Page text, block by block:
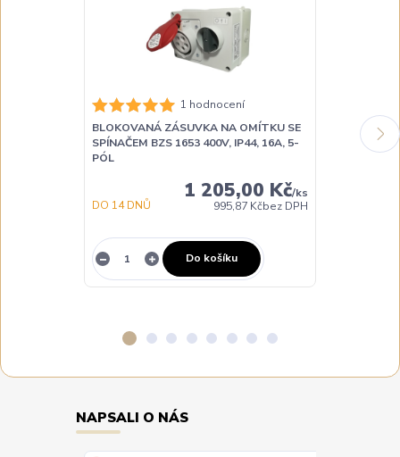
1 hodnocení
BLOKOVANÁ ZÁSUVKA NA OMÍTKU SE
SPÍNAČEM BZS 1653 400V, IP44, 16A, 5-
PÓL
1 205,00 Kč/ks
995,87 Kčbez DPH
DO 14 DNŮ
Do košíku
1653 400V,
NAPSALI O NÁS